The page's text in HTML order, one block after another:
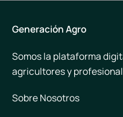
Generación Agro
Somos la plataforma
agricultores y
Sobre Nosotros